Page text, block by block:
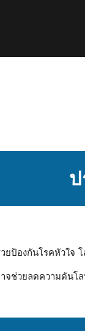
ยป้องกันโรคหัวใจ
จช่วยลดความดันโ